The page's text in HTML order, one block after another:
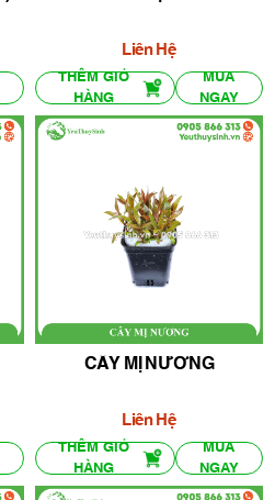
Liên Hệ
THÊM GIỎ
HÀNG
MUA
NGAY
CÂY MỊ NƯƠNG
Liên Hệ
THÊM GIỎ
HÀNG
MUA
NGAY